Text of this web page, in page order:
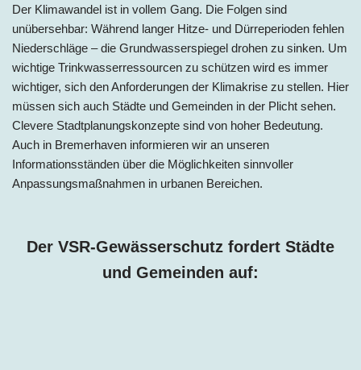
Der Klimawandel ist in vollem Gang. Die Folgen sind
unübersehbar: Während langer Hitze- und Dürreperioden fehlen
Niederschläge – die Grundwasserspiegel drohen zu sinken. Um
wichtige Trinkwasserressourcen zu schützen wird es immer
wichtiger, sich den Anforderungen der Klimakrise zu stellen. Hier
müssen sich auch Städte und Gemeinden in der Plicht sehen.
Clevere Stadtplanungskonzepte sind von hoher Bedeutung.
Auch in Bremerhaven informieren wir an unseren
Informationsständen über die Möglichkeiten sinnvoller
Anpassungsmaßnahmen in urbanen Bereichen.
Der VSR-Gewässerschutz fordert Städte
und Gemeinden auf: